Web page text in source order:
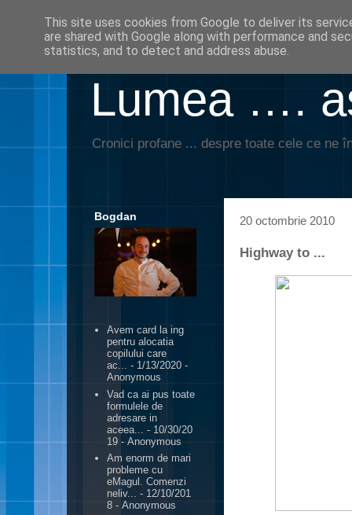
Lumea ….
Cronici profane ... despre toate cele ce ne
20 octombrie 2010
Highway to ...
Bogdan
Avem card la ing
pentru alocatia
copilului care
ac... - 1/13/2020 -
Anonymous
Vad ca ai pus toate
formulele de
adresare in
aceea...
- 10/30/20
19 - Anonymous
Am enorm de mari
probleme cu
eMagul. Comenzi
neliv... - 12/10/201
8 - Anonymous
This site uses cookies from Google to deliver its
are shared with Google along with performance and
statistics, and to detect and address abuse.